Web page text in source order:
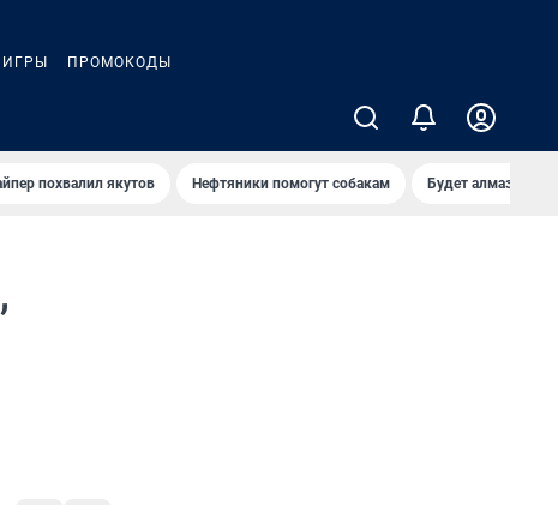
ИГРЫ ПРОМОКОДЫ
похвалил якутов Нефтяники помогут собакам Будет алмазный